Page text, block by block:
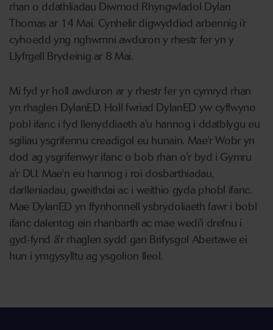
rhan o ddathliadau Diwrnod Rhyngwladol Dylan
Thomas ar 14 Mai. Cynhelir digwyddiad arbennig i’r
cyhoedd yng nghwmni awduron y rhestr fer yn y
Llyfrgell Brydeinig ar 8 Mai.
Mi fyd yr holl awduron ar y rhestr fer yn cymryd rhan
yn rhaglen DylanED. Holl fwriad DylanED yw cyflwyno
pobl ifanc i fyd llenyddiaeth a'u hannog i ddatblygu eu
sgiliau ysgrifennu creadigol eu hunain. Mae'r Wobr yn
dod ag ysgrifenwyr ifanc o bob rhan o'r byd i Gymru
a'r DU. Mae'n eu hannog i roi dosbarthiadau,
darlleniadau, gweithdai ac i weithio gyda phobl ifanc.
Mae DylanED yn ffynhonnell ysbrydoliaeth fawr i bobl
ifanc dalentog ein rhanbarth ac mae wedi'i drefnu i
gyd-fynd â'r rhaglen sydd gan Brifysgol Abertawe ei
hun i ymgysylltu ag ysgolion lleol.